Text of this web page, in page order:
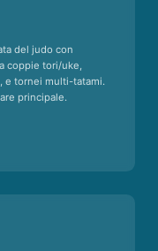
del judo con
coppie tori/uke,
e tornei multi-tatami.
principale.